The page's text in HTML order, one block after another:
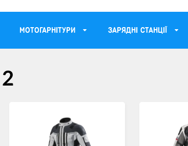
МОТОГАРНІТУРИ ЗАРЯДНІ СТАНЦІЇ
Мастило і чистка ланцюга
Веб-камеры